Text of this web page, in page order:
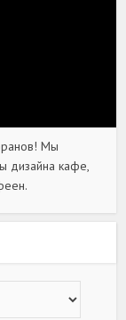
Мы
дизайна кафе,